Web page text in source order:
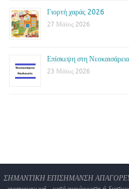
Γιορτή χαράς 2026
27 Μάϊος 2026
Επίσκεψη στη Νεοκαισάρεια
23 Μάϊος 2026
ΣΗΜΑΝΤΙΚΗ ΕΠΙΣΗΜΑΝΣΗ